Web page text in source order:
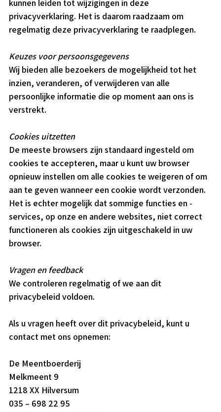
kunnen leiden tot wijzigingen in deze
privacyverklaring. Het is daarom raadzaam om
regelmatig deze privacyverklaring te raadplegen.
Keuzes voor persoonsgegevens
Wij bieden alle bezoekers de mogelijkheid tot het
inzien, veranderen, of verwijderen van alle
persoonlijke informatie die op moment aan ons is
verstrekt.
Cookies uitzetten
De meeste browsers zijn standaard ingesteld om
cookies te accepteren, maar u kunt uw browser
opnieuw instellen om alle cookies te weigeren of om
aan te geven wanneer een cookie wordt verzonden.
Het is echter mogelijk dat sommige functies en -
services, op onze en andere websites, niet correct
functioneren als cookies zijn uitgeschakeld in uw
browser.
Vragen en feedback
We controleren regelmatig of we aan dit
privacybeleid voldoen.
Als u vragen heeft over dit privacybeleid, kunt u
contact met ons opnemen:
De Meentboerderij
Melkmeent 9
1218 XX Hilversum
035 – 698 22 95